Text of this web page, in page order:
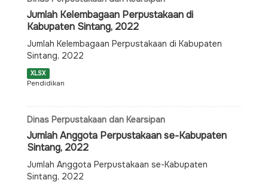
Jumlah Kelembagaan Perpustakaan di
Kabupaten Sintang, 2022
Jumlah Kelembagaan Perpustakaan di Kabupaten
Sintang, 2022
XLSX
Pendidikan
Dinas Perpustakaan dan Kearsipan
Jumlah Anggota Perpustakaan se-Kabupaten
Sintang, 2022
Jumlah Anggota Perpustakaan se-Kabupaten
Sintang, 2022